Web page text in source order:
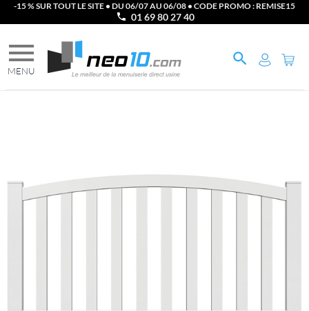
-15 % SUR TOUT LE SITE • DU 06/07 AU 06/08 • CODE PROMO : REMISE15
01 69 80 27 40